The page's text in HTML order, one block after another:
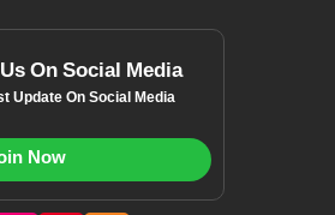
On Social Media
Update On Social Media
Now